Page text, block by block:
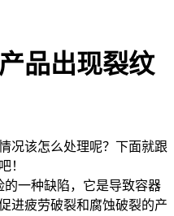
品出现裂纹
况该怎么处理呢？下面就跟
！
一种缺陷，它是导致容器
进疲劳破裂和腐蚀破裂的产